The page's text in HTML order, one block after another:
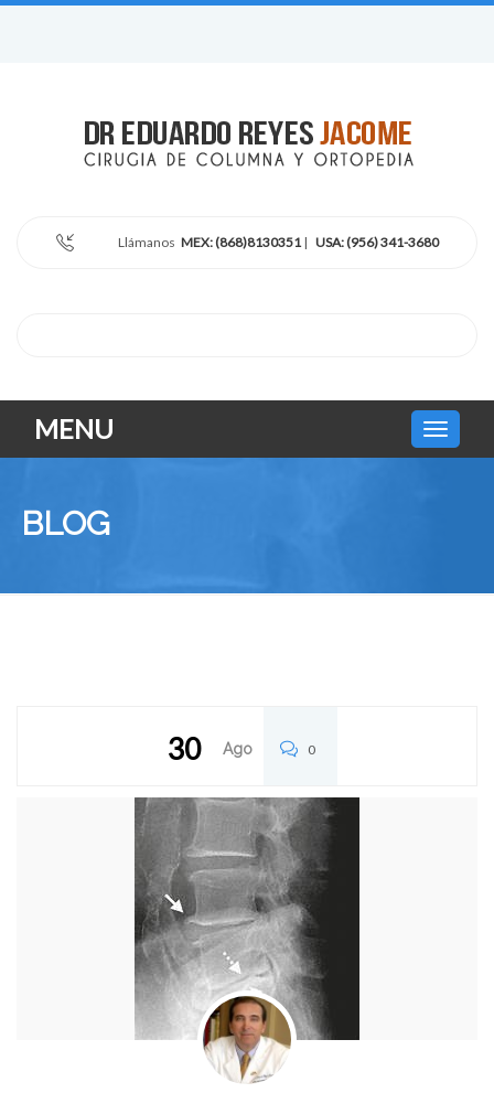
Llámanos MEX: (868)8130351| USA: (956) 341-3680
MENU
BLOG
30 Ago 0